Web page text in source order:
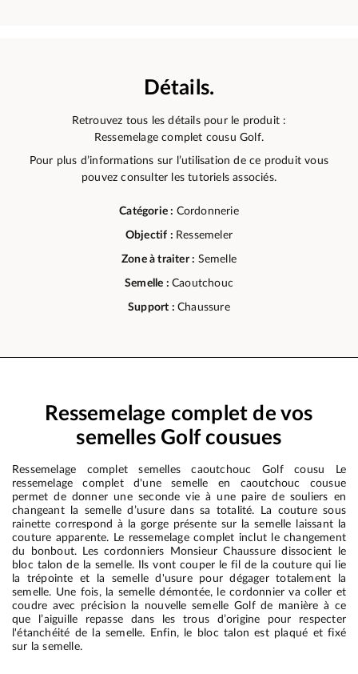
Détails.
Retrouvez tous les détails pour le produit :
Ressemelage complet cousu Golf.
Pour plus d’informations sur l’utilisation de ce produit vous
pouvez consulter les tutoriels associés.
Catégorie : Cordonnerie
Objectif : Ressemeler
Zone à traiter : Semelle
Semelle : Caoutchouc
Support :Chaussure
Ressemelage complet de vos
semelles Golf cousues
Ressemelage complet semelles caoutchouc Golf cousu Le
ressemelage complet d'une semelle en caoutchouc cousue
permet de donner une seconde vie à une paire de souliers en
changeant la semelle d’usure dans sa totalité. La couture sous
rainette correspond à la gorge présente sur la semelle laissant la
couture apparente. Le ressemelage complet inclut le changement
du bonbout. Les cordonniers Monsieur Chaussure dissocient le
bloc talon de la semelle. Ils vont couper le fil de la couture qui lie
la trépointe et la semelle d'usure pour dégager totalement la
semelle. Une fois, la semelle démontée, le cordonnier va coller et
coudre avec précision la nouvelle semelle Golf de manière à ce
que l’aiguille repasse dans les trous d’origine pour respecter
l'étanchéité de la semelle. Enfin, le bloc talon est plaqué et fixé
sur la semelle.